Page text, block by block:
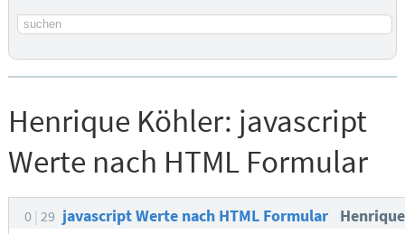
Suchbegriff
Henrique Köhler: javascript
Werte nach HTML Formular
0 29 javascript Werte nach HTML Formular